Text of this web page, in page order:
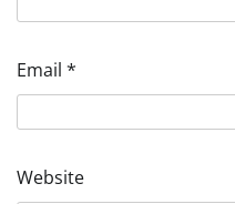
Email *
Website